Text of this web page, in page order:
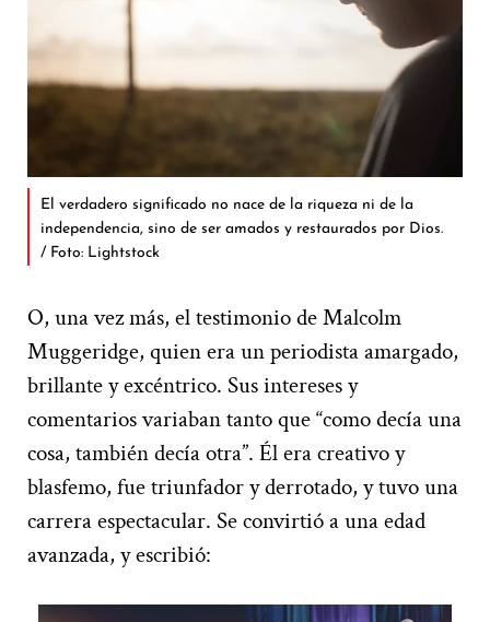
El verdadero significado no nace de la riqueza ni de la
independencia, sino de ser amados y restaurados por Dios.
/ Foto: Lightstock
O, una vez más, el testimonio de Malcolm
Muggeridge, quien era un periodista amargado,
brillante y excéntrico. Sus intereses y
comentarios variaban tanto que “como decía una
cosa, también decía otra”. Él era creativo y
blasfemo, fue triunfador y derrotado, y tuvo una
carrera espectacular. Se convirtió a una edad
avanzada, y escribió: